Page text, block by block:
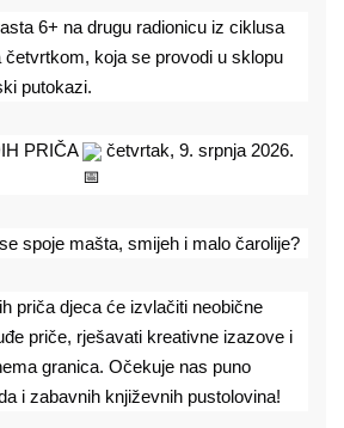
6+ na drugu radionicu iz ciklusa
četvrtkom, koja se provodi u sklopu
putokazi.
PRIČA
četvrtak, 9. srpnja 2026.
spoje mašta, smijeh i malo čarolije?
priča djeca će izvlačiti neobične
priče, rješavati kreativne izazove i
granica. Očekuje nas puno
i zabavnih književnih pustolovina!